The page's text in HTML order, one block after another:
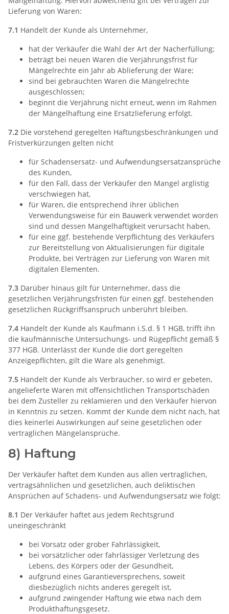
Lieferung von Waren:
7.1 Handelt der Kunde als Unternehmer,
hat der Verkäufer die Wahl der Art der Nacherfüllung;
beträgt bei neuen Waren die Verjährungsfrist für
Mängelrechte ein Jahr ab Ablieferung der Ware;
sind bei gebrauchten Waren die Mängelrechte
ausgeschlossen;
beginnt die Verjährung nicht erneut, wenn im Rahmen
der Mängelhaftung eine Ersatzlieferung erfolgt.
7.2 Die vorstehend geregelten Haftungsbeschränkungen und
Fristverkürzungen gelten nicht
für Schadensersatz- und Aufwendungsersatzansprüche
des Kunden,
für den Fall, dass der Verkäufer den Mangel arglistig
verschwiegen hat,
für Waren, die entsprechend ihrer üblichen
Verwendungsweise für ein Bauwerk verwendet worden
sind und dessen Mangelhaftigkeit verursacht haben,
für eine ggf. bestehende Verpflichtung des Verkäufers
zur Bereitstellung von Aktualisierungen für digitale
Produkte, bei Verträgen zur Lieferung von Waren mit
digitalen Elementen.
7.3 Darüber hinaus gilt für Unternehmer, dass die
gesetzlichen Verjährungsfristen für einen ggf. bestehenden
gesetzlichen Rückgriffsanspruch unberührt bleiben.
7.4 Handelt der Kunde als Kaufmann i.S.d. § 1 HGB, trifft ihn
die kaufmännische Untersuchungs- und Rügepflicht gemäß §
377 HGB. Unterlässt der Kunde die dort geregelten
Anzeigepflichten, gilt die Ware als genehmigt.
7.5 Handelt der Kunde als Verbraucher, so wird er gebeten,
angelieferte Waren mit offensichtlichen Transportschäden
bei dem Zusteller zu reklamieren und den Verkäufer hiervon
in Kenntnis zu setzen. Kommt der Kunde dem nicht nach, hat
dies keinerlei Auswirkungen auf seine gesetzlichen oder
vertraglichen Mängelansprüche.
8) Haftung
Der Verkäufer haftet dem Kunden aus allen vertraglichen,
vertragsähnlichen und gesetzlichen, auch deliktischen
Ansprüchen auf Schadens- und Aufwendungsersatz wie folgt:
8.1 Der Verkäufer haftet aus jedem Rechtsgrund
uneingeschränkt
bei Vorsatz oder grober Fahrlässigkeit,
bei vorsätzlicher oder fahrlässiger Verletzung des
Lebens, des Körpers oder der Gesundheit,
aufgrund eines Garantieversprechens, soweit
diesbezüglich nichts anderes geregelt ist,
aufgrund zwingender Haftung wie etwa nach dem
Produkthaftungsgesetz.